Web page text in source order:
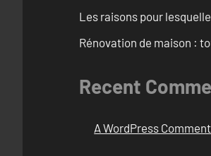
Les raisons pour
Rénovation de maison :
Recent
A WordPress